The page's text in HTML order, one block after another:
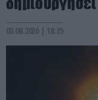
03.08.2026 | 18:35